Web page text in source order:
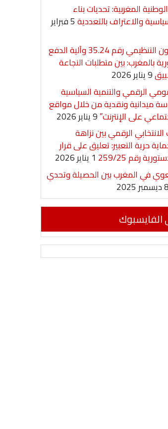
المغربية: تحديات بناء
والاعتراف بالتعددية 5 فبراير
مشروع القانون التنظيمي رقم 35.24 وآلية الدفع
بالمغرب: بين متطلبات النجاعة
9 يناير 2026
الرقمي والتنمية السياسية
ميدانية ونقدية من خلال مواقع
على الإنترنت”9 يناير 2026
الرقمي بين نزاهة
حرية التعبير: تعليق على قرار
رقم 259/25
1 يناير 2026
في المغرب بين الحصيلة وتحدي
8 ديسمبر 2025
الفايسبوك